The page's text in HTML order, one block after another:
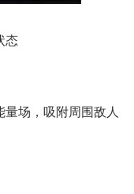
态
量场，吸附周围敌人